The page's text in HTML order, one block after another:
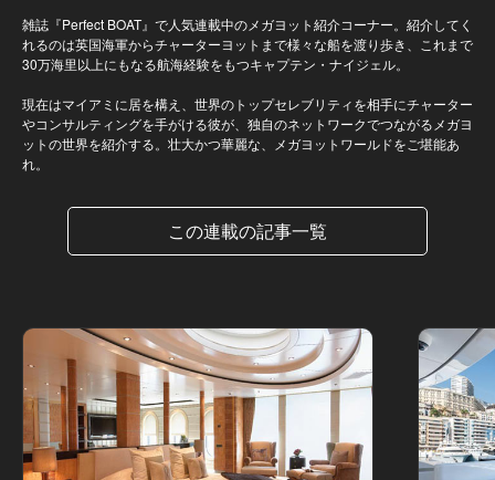
雑誌『Perfect BOAT』で人気連載中のメガヨット紹介コーナー。紹介してく
れるのは英国海軍からチャーターヨットまで様々な船を渡り歩き、これまで
30万海里以上にもなる航海経験をもつキャプテン・ナイジェル。
現在はマイアミに居を構え、世界のトップセレブリティを相手にチャーター
やコンサルティングを手がける彼が、独自のネットワークでつながるメガヨ
ットの世界を紹介する。壮大かつ華麗な、メガヨットワールドをご堪能あ
れ。
この連載の記事一覧